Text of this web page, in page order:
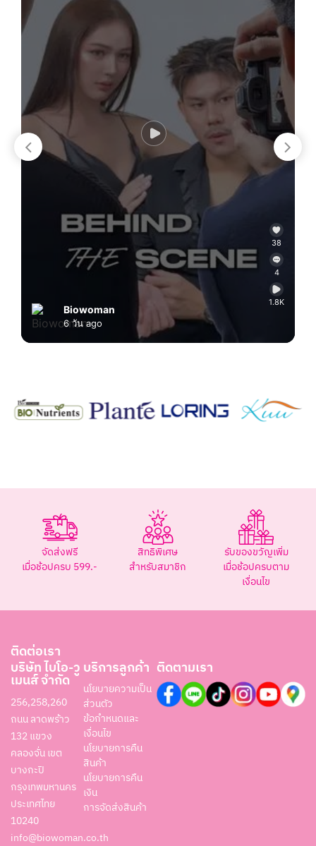
38
4
1.8K
Biowoman
6 วัน ago
จัดส่งฟรี
เมื่อช้อปครบ 599.-
สิทธิพิเศษ
สำหรับสมาชิก
รับของขวัญเพิ่ม
เมื่อช้อปครบตาม
เงื่อนไข
ติดต่อเรา
บริษัท ไบโอ-วู
เมนส์ จำกัด
256,258,260
ถนน ลาดพร้าว
132 แขวง
คลองจั่น เขต
บางกะปิ
กรุงเทพมหานคร
ประเทศไทย
10240
info@biowoman.co.th
บริการลูกค้า
นโยบายความเป็น
ส่วนตัว
ข้อกำหนดและ
เงื่อนไข
นโยบายการคืน
สินค้า
นโยบายการคืน
เงิน
การจัดส่งสินค้า
ติดตามเรา